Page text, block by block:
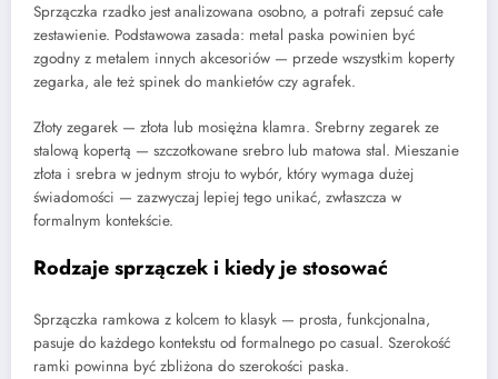
Sprzączka rzadko jest analizowana osobno, a potrafi zepsuć całe
zestawienie. Podstawowa zasada: metal paska powinien być
zgodny z metalem innych akcesoriów — przede wszystkim koperty
zegarka, ale też spinek do mankietów czy agrafek.
Złoty zegarek — złota lub mosiężna klamra. Srebrny zegarek ze
stalową kopertą — szczotkowane srebro lub matowa stal. Mieszanie
złota i srebra w jednym stroju to wybór, który wymaga dużej
świadomości — zazwyczaj lepiej tego unikać, zwłaszcza w
formalnym kontekście.
Rodzaje sprzączek i kiedy je stosować
Sprzączka ramkowa z kolcem to klasyk — prosta, funkcjonalna,
pasuje do każdego kontekstu od formalnego po casual. Szerokość
ramki powinna być zbliżona do szerokości paska.